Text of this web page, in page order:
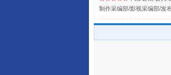
制作采编部/影视采编部/发